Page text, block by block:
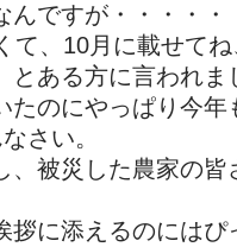
んですが・・・・・
て、10月に載せて
ある方に言われま
たのにやっぱり今
さい。
、被災した農家の
拶に添えるのには